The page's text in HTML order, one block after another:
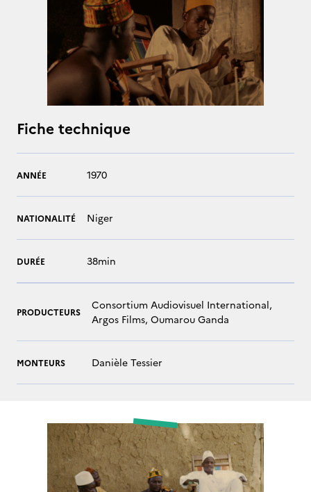
Fiche technique
ANNÉE 1970
NATIONALITÉ Niger
DURÉE 38min
PRODUCTEURS
Consortium Audiovisuel International,
Argos Films, Oumarou Ganda
MONTEURS Danièle Tessier